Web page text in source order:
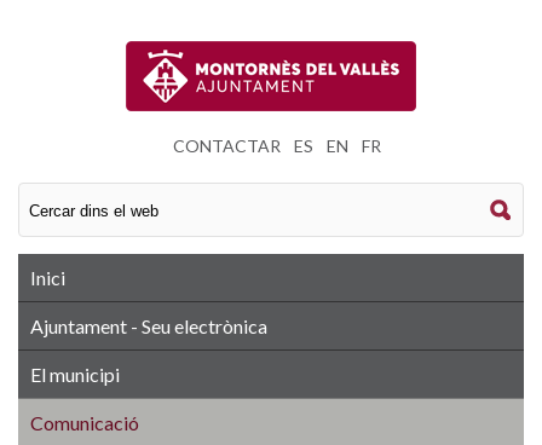
CONTACTAR ES EN FR
Inici
Ajuntament - Seu electrònica
El municipi
Comunicació